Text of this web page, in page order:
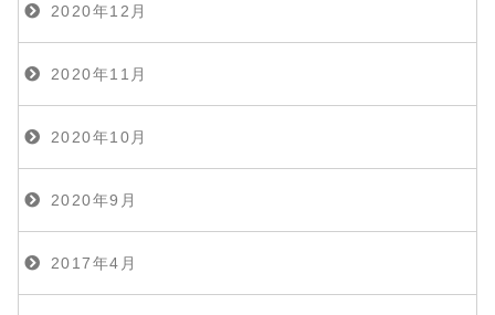
2020年12月
2020年11月
2020年10月
2020年9月
2017年4月